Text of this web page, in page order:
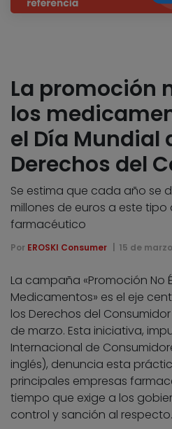
La promoción
los
el Día Mundial
Derechos del
Se estima que cada año se
millones de euros a este tipo
farmacéutico
Por EROSKI Consumer 15 de
La campaña «Promoción No
Medicamentos» es el eje
los Derechos del
de marzo. Esta iniciativa,
Internacional de
inglés), denuncia esta
principales empresas
tiempo que exige a los
control y sanción al respecto.